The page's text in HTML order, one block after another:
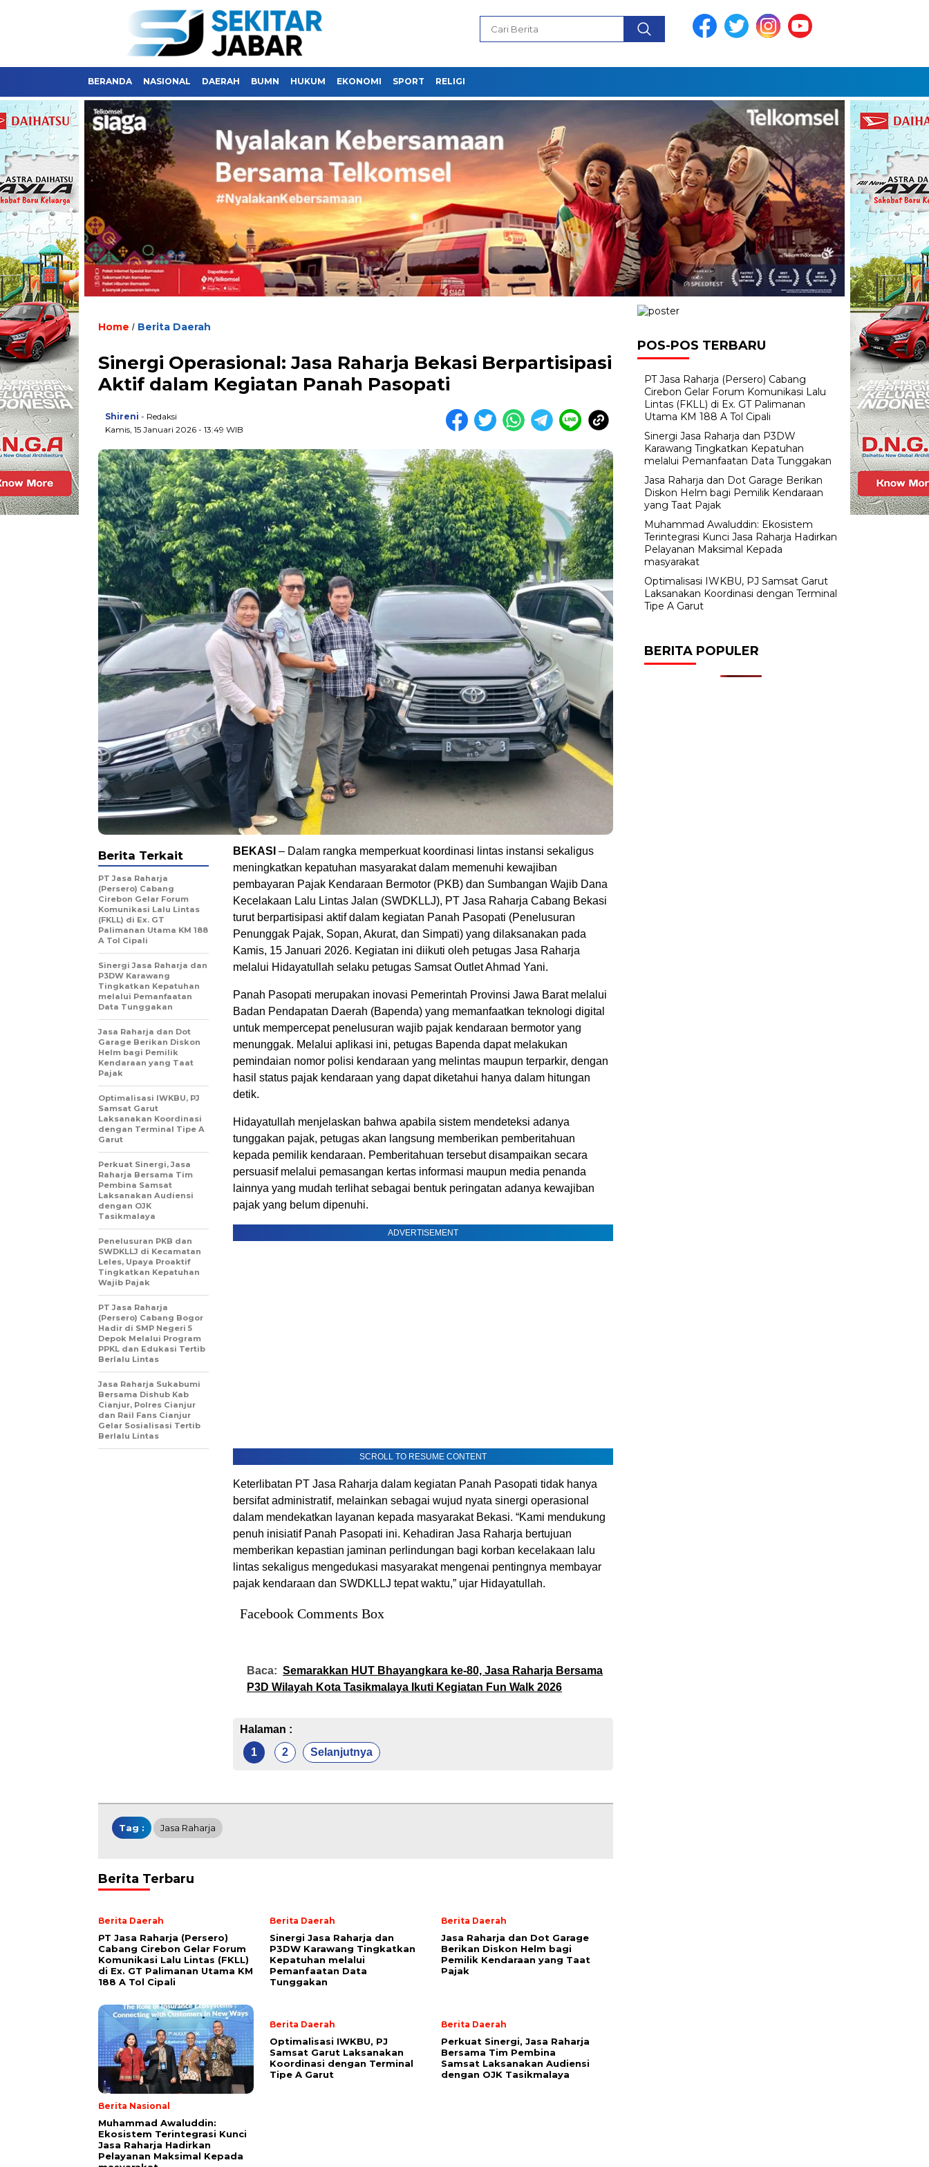
BERANDA NASIONAL DAERAH BUMN HUKUM EKONOMI SPORT RELIGI
Home / Berita Daerah
Sinergi Operasional: Jasa Raharja Bekasi Berpartisipasi
Aktif dalam Kegiatan Panah Pasopati
Shireni - Redaksi
Kamis, 15 Januari 2026 - 13:49 WIB
BEKASI – Dalam rangka memperkuat koordinasi lintas instansi sekaligus
meningkatkan kepatuhan masyarakat dalam memenuhi kewajiban
pembayaran Pajak Kendaraan Bermotor (PKB) dan Sumbangan Wajib Dana
Kecelakaan Lalu Lintas Jalan (SWDKLLJ), PT Jasa Raharja Cabang Bekasi
turut berpartisipasi aktif dalam kegiatan Panah Pasopati (Penelusuran
Penunggak Pajak, Sopan, Akurat, dan Simpati) yang dilaksanakan pada
Kamis, 15 Januari 2026. Kegiatan ini diikuti oleh petugas Jasa Raharja
melalui Hidayatullah selaku petugas Samsat Outlet Ahmad Yani.
Panah Pasopati merupakan inovasi Pemerintah Provinsi Jawa Barat melalui
Badan Pendapatan Daerah (Bapenda) yang memanfaatkan teknologi digital
untuk mempercepat penelusuran wajib pajak kendaraan bermotor yang
menunggak. Melalui aplikasi ini, petugas Bapenda dapat melakukan
pemindaian nomor polisi kendaraan yang melintas maupun terparkir, dengan
hasil status pajak kendaraan yang dapat diketahui hanya dalam hitungan
detik.
Hidayatullah menjelaskan bahwa apabila sistem mendeteksi adanya
tunggakan pajak, petugas akan langsung memberikan pemberitahuan
kepada pemilik kendaraan. Pemberitahuan tersebut disampaikan secara
persuasif melalui pemasangan kertas informasi maupun media penanda
lainnya yang mudah terlihat sebagai bentuk peringatan adanya kewajiban
pajak yang belum dipenuhi.
ADVERTISEMENT
SCROLL TO RESUME CONTENT
Keterlibatan PT Jasa Raharja dalam kegiatan Panah Pasopati tidak hanya
bersifat administratif, melainkan sebagai wujud nyata sinergi operasional
dalam mendekatkan layanan kepada masyarakat Bekasi. “Kami mendukung
penuh inisiatif Panah Pasopati ini. Kehadiran Jasa Raharja bertujuan
memberikan kepastian jaminan perlindungan bagi korban kecelakaan lalu
lintas sekaligus mengedukasi masyarakat mengenai pentingnya membayar
pajak kendaraan dan SWDKLLJ tepat waktu,” ujar Hidayatullah.
Facebook Comments Box
Baca: Semarakkan HUT Bhayangkara ke-80, Jasa Raharja Bersama
P3D Wilayah Kota Tasikmalaya Ikuti Kegiatan Fun Walk 2026
Halaman :
1
2 Selanjutnya
Berita Terkait
PT Jasa Raharja
(Persero) Cabang
Cirebon Gelar Forum
Komunikasi Lalu Lintas
(FKLL) di Ex. GT
Palimanan Utama KM 188
A Tol Cipali
Sinergi Jasa Raharja dan
P3DW Karawang
Tingkatkan Kepatuhan
melalui Pemanfaatan
Data Tunggakan
Jasa Raharja dan Dot
Garage Berikan Diskon
Helm bagi Pemilik
Kendaraan yang Taat
Pajak
Optimalisasi IWKBU, PJ
Samsat Garut
Laksanakan Koordinasi
dengan Terminal Tipe A
Garut
Perkuat Sinergi, Jasa
Raharja Bersama Tim
Pembina Samsat
Laksanakan Audiensi
dengan OJK
Tasikmalaya
Penelusuran PKB dan
SWDKLLJ di Kecamatan
Leles, Upaya Proaktif
Tingkatkan Kepatuhan
Wajib Pajak
PT Jasa Raharja
(Persero) Cabang Bogor
Hadir di SMP Negeri 5
Depok Melalui Program
PPKL dan Edukasi Tertib
Berlalu Lintas
Jasa Raharja Sukabumi
Bersama Dishub Kab
Cianjur, Polres Cianjur
dan Rail Fans Cianjur
Gelar Sosialisasi Tertib
Berlalu Lintas
Tag : Jasa Raharja
Berita Terbaru
Berita Daerah
PT Jasa Raharja (Persero)
Cabang Cirebon Gelar Forum
Komunikasi Lalu Lintas (FKLL)
di Ex. GT Palimanan Utama KM
188 A Tol Cipali
Berita Daerah
Sinergi Jasa Raharja dan
P3DW Karawang Tingkatkan
Kepatuhan melalui
Pemanfaatan Data
Tunggakan
Berita Daerah
Jasa Raharja dan Dot Garage
Berikan Diskon Helm bagi
Pemilik Kendaraan yang Taat
Pajak
Berita Nasional
Muhammad Awaluddin:
Ekosistem Terintegrasi Kunci
Jasa Raharja Hadirkan
Pelayanan Maksimal Kepada
Berita Daerah
Optimalisasi IWKBU, PJ
Samsat Garut Laksanakan
Koordinasi dengan Terminal
Tipe A Garut
Berita Daerah
Perkuat Sinergi, Jasa Raharja
Bersama Tim Pembina
Samsat Laksanakan Audiensi
dengan OJK Tasikmalaya
POS-POS TERBARU
PT Jasa Raharja (Persero) Cabang
Cirebon Gelar Forum Komunikasi Lalu
Lintas (FKLL) di Ex. GT Palimanan
Utama KM 188 A Tol Cipali
Sinergi Jasa Raharja dan P3DW
Karawang Tingkatkan Kepatuhan
melalui Pemanfaatan Data Tunggakan
Jasa Raharja dan Dot Garage Berikan
Diskon Helm bagi Pemilik Kendaraan
yang Taat Pajak
Muhammad Awaluddin: Ekosistem
Terintegrasi Kunci Jasa Raharja Hadirkan
Pelayanan Maksimal Kepada
masyarakat
Optimalisasi IWKBU, PJ Samsat Garut
Laksanakan Koordinasi dengan Terminal
Tipe A Garut
BERITA POPULER